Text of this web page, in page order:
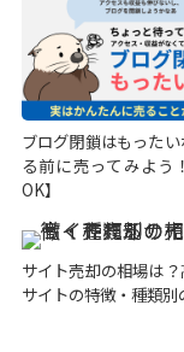
ブログ閉鎖はもった
る前に売ってみよう
OK】
サイト売却の相場は
サイトの特徴・種類別